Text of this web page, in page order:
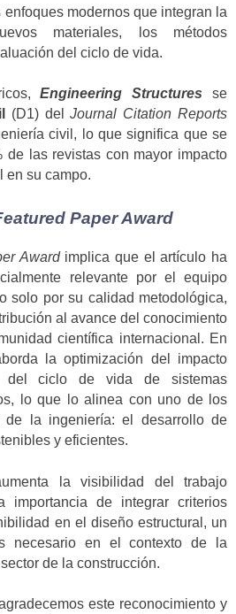
modernos que integran la
materiales, los métodos
del ciclo de vida.
Engineering Structures se
(D1) delJournal Citation Reports
civil, lo que significa que se
de las revistas con mayor impacto
en su campo.
Paper Award
Award implica que el artículo ha
relevante por el equipo
solo por su calidad metodológica,
al avance del conocimiento
científica internacional. En
la optimización del impacto
ciclo de vida de sistemas
lo que lo alinea con uno de los
de la ingeniería: el desarrollo de
y eficientes.
la visibilidad del trabajo
importancia de integrar criterios
en el diseño estructural, un
necesario en el contexto de la
de la construcción.
este reconocimiento y